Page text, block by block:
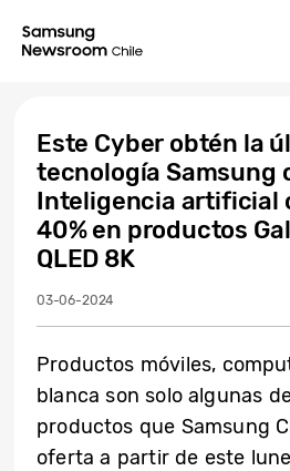
Este Cyber obtén la
tecnología Samsung
Inteligencia artificial
40% en productos
QLED 8K
03-06-2024
Productos móviles,
blanca son solo algunas
productos que Samsung
oferta a partir de este